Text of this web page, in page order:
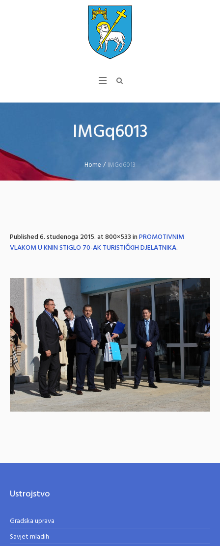
IMGq6013
Home /IMGq6013
Published6. studenoga 2015.at 800×533 inPROMOTIVNIM
VLAKOM U KNIN STIGLO 70-AK TURISTIČKIH DJELATNIKA.
Ustrojstvo
Gradska uprava
Savjet mladih